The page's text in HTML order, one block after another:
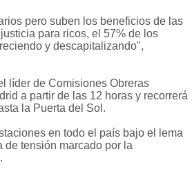
pero suben los beneficios de las
para ricos, el 57% de los
y descapitalizando",
líder de Comisiones Obreras
a partir de las 12 horas y recorrerá
la Puerta del Sol.
en todo el país bajo el lema
de tensión marcado por la